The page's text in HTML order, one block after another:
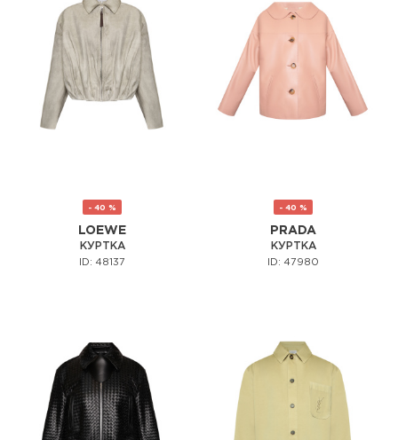
- 40 %
LOEWE
КУРТКА
ID: 48137
- 40 %
PRADA
КУРТКА
ID: 47980